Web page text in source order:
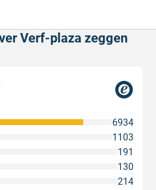
Verf-plaza zeggen
214
130
191
1103
6934